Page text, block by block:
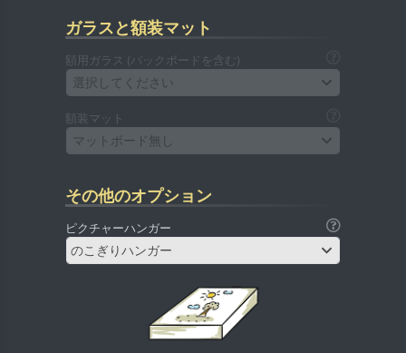
ガラスと額装マット
額用ガラス (バックボードを含む)
選択してください
額装マット
マットボード無し
その他のオプション
ピクチャーハンガー
のこぎりハンガー